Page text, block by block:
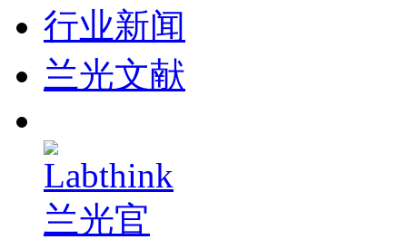
行业新闻
兰光文献